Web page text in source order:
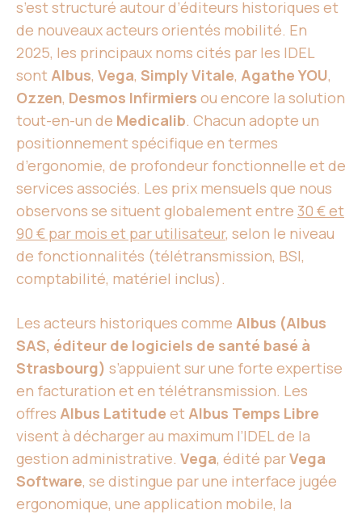
s’est structuré autour d’éditeurs historiques et
de nouveaux acteurs orientés mobilité. En
2025, les principaux noms cités par les IDEL
sont Albus, Vega, Simply Vitale, Agathe YOU,
Ozzen, Desmos Infirmiers ou encore la solution
tout-en-un de Medicalib. Chacun adopte un
positionnement spécifique en termes
d’ergonomie, de profondeur fonctionnelle et de
services associés. Les prix mensuels que nous
observons se situent globalement entre 30 € et
90 € par mois et par utilisateur, selon le niveau
de fonctionnalités (télétransmission, BSI,
comptabilité, matériel inclus).
Les acteurs historiques comme Albus (Albus
SAS, éditeur de logiciels de santé basé à
Strasbourg) s’appuient sur une forte expertise
en facturation et en télétransmission. Les
offres Albus Latitude et Albus Temps Libre
visent à décharger au maximum l’IDEL de la
gestion administrative. Vega, édité parVega
Software, se distingue par une interface jugée
ergonomique, une application mobile, la